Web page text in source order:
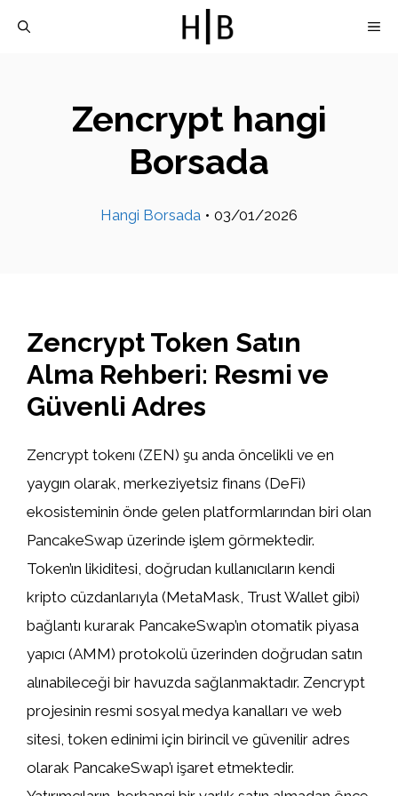
Zencrypt hangi
Borsada
Hangi Borsada • 03/01/2026
Zencrypt Token Satın
Alma Rehberi: Resmi ve
Güvenli Adres
Zencrypt tokenı (ZEN) şu anda öncelikli ve en
yaygın olarak, merkeziyetsiz finans (DeFi)
ekosisteminin önde gelen platformlarından biri olan
PancakeSwap üzerinde işlem görmektedir.
Token’ın likiditesi, doğrudan kullanıcıların kendi
kripto cüzdanlarıyla (MetaMask, Trust Wallet gibi)
bağlantı kurarak PancakeSwap’ın otomatik piyasa
yapıcı (AMM) protokolü üzerinden doğrudan satın
alınabileceği bir havuzda sağlanmaktadır. Zencrypt
projesinin resmi sosyal medya kanalları ve web
sitesi, token edinimi için birincil ve güvenilir adres
olarak PancakeSwap’ı işaret etmektedir.